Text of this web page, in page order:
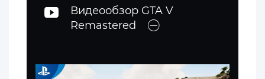
Видеообзор GTA V
Remastered